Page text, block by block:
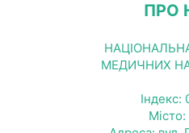
ПРО
МЕДИЧНИХ
Індекс:
Місто: